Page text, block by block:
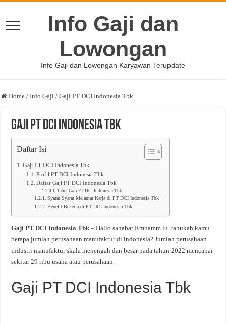
Info Gaji dan
Lowongan
Info Gaji dan Lowongan Karyawan Terupdate
Home / Info Gaji / Gaji PT DCI Indonesia Tbk
Gaji PT DCI Indonesia Tbk
Daftar Isi
Gaji PT DCI Indonesia Tbk
Profil PT DCI Indonesia Tbk
Daftar Gaji PT DCI Indonesia Tbk
Tabel Gaji PT DCI Indonesia Tbk
Syarat Syarat Melamar Kerja di PT DCI Indonesia Tbk
Benefit Bekerja di PT DCI Indonesia Tbk
Gaji PT DCI Indonesia Tbk – Hallo sahabat Rmhamm.lu tahukah kamu
berapa jumlah perusahaan manufaktur di indonesia? Jumlah perusahaan
industri manufaktur skala menengah dan besar pada tahun 2022 mencapai
sekitar 29 ribu usaha atau perusahaan.
Gaji PT DCI Indonesia Tbk